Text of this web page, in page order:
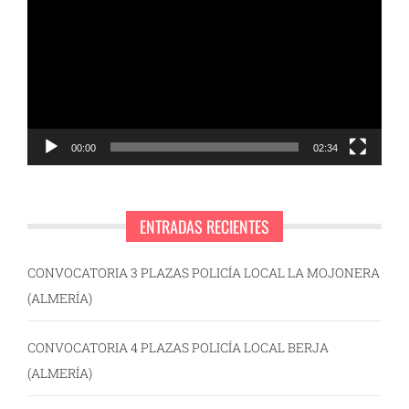
00:00 02:34
ENTRADAS RECIENTES
CONVOCATORIA 3 PLAZAS POLICÍA LOCAL LA MOJONERA
(ALMERÍA)
CONVOCATORIA 4 PLAZAS POLICÍA LOCAL BERJA
(ALMERÍA)